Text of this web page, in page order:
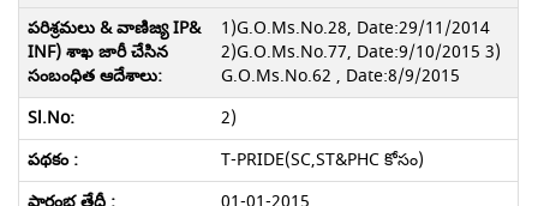
1)G.O.Ms.No.28, Date:29/11/2014
2)G.O.Ms.No.77, Date:9/10/2015 3)
G.O.Ms.No.62 , Date:8/9/2015
2)
T-PRIDE(SC,ST&PHC కోసం)